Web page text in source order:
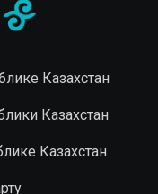
Казахстан
Казахстан
Казахстан